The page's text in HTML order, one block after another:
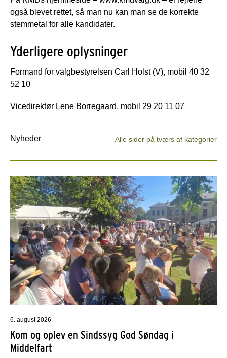
også blevet rettet, så man nu kan man se de korrekte
stemmetal for alle kandidater.
Yderligere oplysninger
Formand for valgbestyrelsen Carl Holst (V), mobil 40 32
52 10
Vicedirektør Lene Borregaard, mobil 29 20 11 07
Nyheder Alle sider på tværs af kategorier
6. august 2026
Kom og oplev en Sindssyg God Søndag i
Middelfart